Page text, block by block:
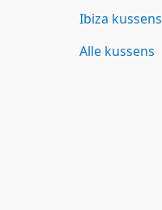
Ibiza kussens
Alle kussens